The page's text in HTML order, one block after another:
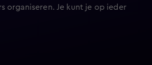
organiseren. Je kunt je op ieder